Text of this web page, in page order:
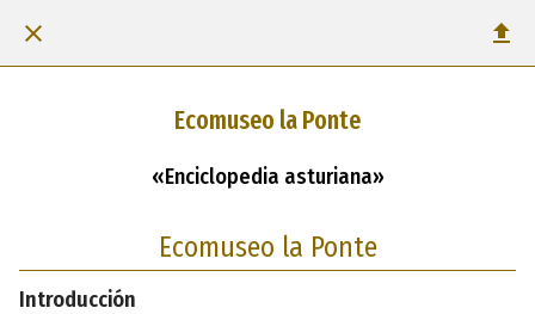
Ecomuseo la Ponte
«Enciclopedia asturiana»
Ecomuseo la Ponte
Introducción